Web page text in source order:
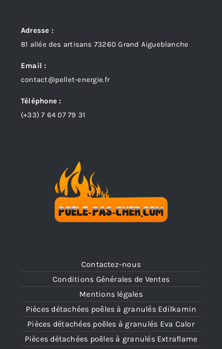
Contactez-nous
Conditions Générales de Ventes
Mentions légales
Pièces détachées poêles à granulés Edilkamin
Pièces détachées poêles à granulés Eva Calor
Pièces détachées poêles à granulés Extraflame
Adresse :
81 allée des artisans 73260 Grand Aigueblanche
Email :
contact@pellet-energie.fr
Téléphone :
(+33)7 64 07 79 31